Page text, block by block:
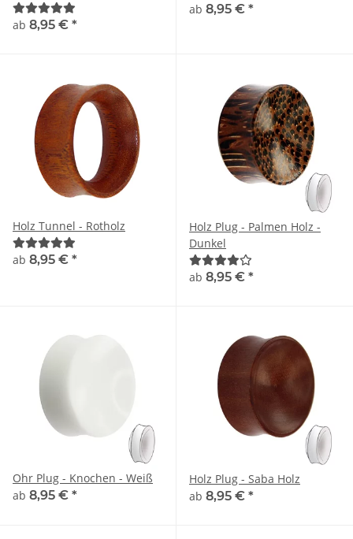
ab 8,95 € *
ab 8,95 € *
Holz Tunnel - Rotholz
ab 8,95 € *
Holz Plug - Palmen Holz -
Dunkel
ab 8,95 € *
Ohr Plug - Knochen - Weiß
ab 8,95 € *
Holz Plug - Saba Holz
ab 8,95 € *